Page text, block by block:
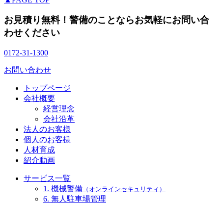
お見積り無料！警備のことならお気軽にお問い合
わせください
0172-31-1300
お問い合わせ
トップページ
会社概要
経営理念
会社沿革
法人のお客様
個人のお客様
人材育成
紹介動画
サービス一覧
1. 機械警備 （オンラインセキュリティ）
6. 無人駐車場管理